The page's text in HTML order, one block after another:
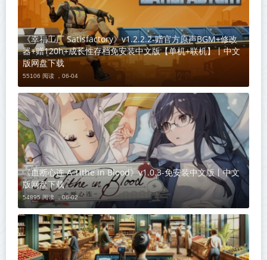
《幸福工厂 Satisfactory》v1.2.2.2-赠官方原声BGM+修改
器+赠120h+成长性存档免安装中文版【单机+联机】丨中文
版网盘下载
55106 阅读 ， 06-04
《血断心连 A Tithe in Blood》v1.0.3-免安装中文版丨中文
版网盘下载
54895 阅读 ， 06-02